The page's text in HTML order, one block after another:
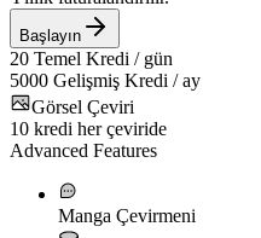
Başlayın
20 Temel Kredi / gün
5000 Gelişmiş Kredi / ay
Görsel Çeviri
10 kredi her çeviride
Advanced Features
Manga Çevirmeni